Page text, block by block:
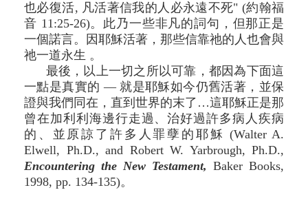
也必復活, 凡活著信我的人必永遠不死" (約翰福
音 11:25-26)。此乃一些非凡的詞句，但那正是
一個諾言。因耶穌活著，那些信靠祂的人也會與
祂一道永生 。
最後，以上一切之所以可靠，都因為下面這
一點是真實的 — 就是耶穌如今仍舊活著，並保
證與我們同在，直到世界的末了…這耶穌正是那
曾在加利利海邊行走過、治好過許多病人疾病
的、並原諒了許多人罪孽的耶穌 (Walter A.
Elwell, Ph.D., and Robert W. Yarbrough, Ph.D.,
Encountering the New Testament, Baker Books,
1998, pp. 134-135)。